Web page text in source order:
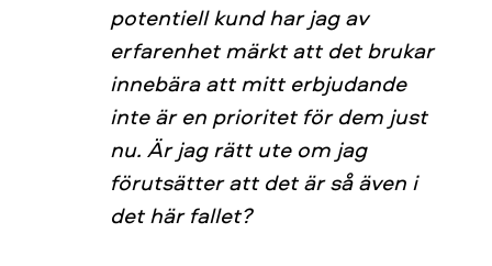
potentiell kund har jag av
erfarenhet märkt att det brukar
innebära att mitt erbjudande
inte är en prioritet för dem just
nu. Är jag rätt ute om jag
förutsätter att det är så även i
det här fallet?